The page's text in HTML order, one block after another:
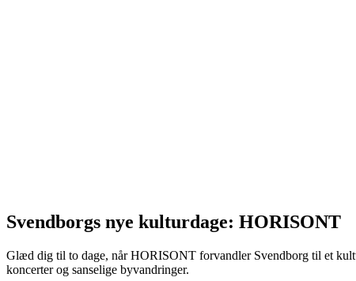
Svendborgs nye kulturdage: HORISONT
Glæd dig til to dage, når HORISONT forvandler Svendborg til et
koncerter og sanselige byvandringer.